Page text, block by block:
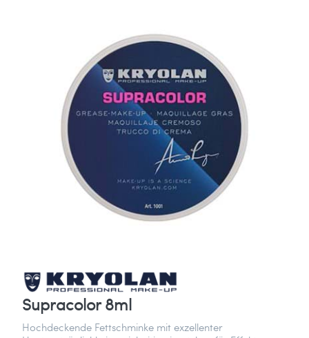
Supracolor 8ml
Hochdeckende Fettschminke mit exzellenter